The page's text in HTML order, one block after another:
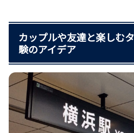
カップルや友達と楽しむ
験のアイデア